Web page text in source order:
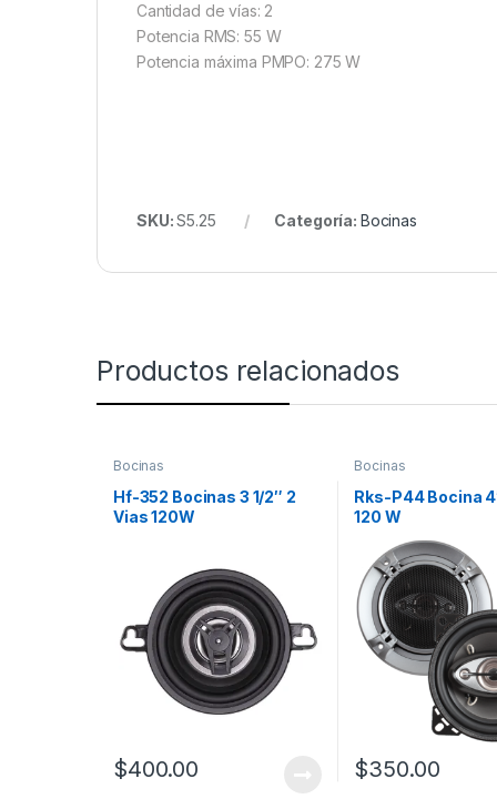
Cantidad de vías: 2
Potencia RMS: 55 W
Potencia máxima PMPO: 275 W
SKU:S5.25 Categoría: Bocinas
Productos relacionados
Bocinas
Hf-352 Bocinas 3 1/2″ 2
Vias 120W
$400.00
Bocinas
Rks-P44 Bocina
120 W
$350.00